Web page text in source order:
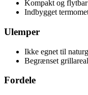
Kompakt og flytbar
Indbygget
Ulemper
Ikke egnet til
Begrænset
Fordele